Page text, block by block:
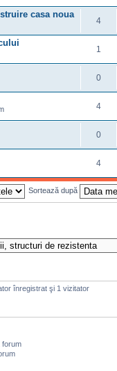
casa noua
4
1
0
4
0
4
Sortează după
înregistrat şi 1 vizitator
forum